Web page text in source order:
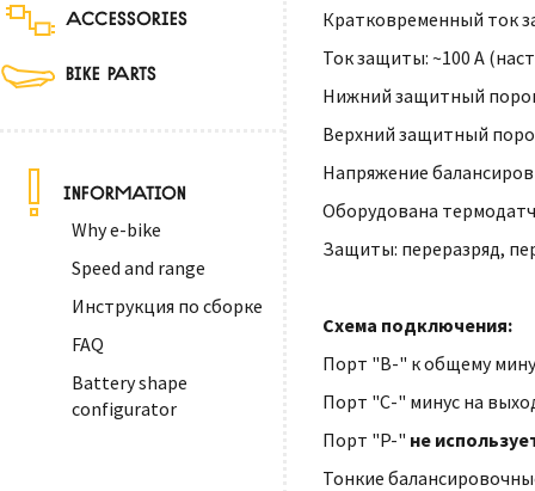
ACCESSORIES
BIKE PARTS
INFORMATION
Why e-bike
Speed and range
Инструкция по сборке
FAQ
Battery shape
configurator
Кратковременный ток
Ток защиты: ~100 А
Нижний защитный
Верхний защитный
Напряжение
Оборудована
Защиты: переразряд,
Схема подключения:
Порт "B-" к общему
Порт "С-" минус на
Порт "P-" не
Тонкие